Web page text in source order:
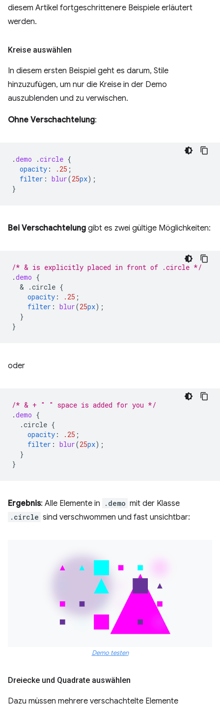
diesem Artikel fortgeschrittenere Beispiele erläutert
werden.
Kreise auswählen
In diesem ersten Beispiel geht es darum, Stile
hinzuzufügen, um nur die Kreise in der Demo
auszublenden und zu verwischen.
Ohne Verschachtelung:
.demo .circle {
opacity : .25 ;
filter : blur(25px);
}
Bei Verschachtelung gibt es zwei gültige Möglichkeiten:
/* & is explicitly placed in front of .circle */
.demo {
  &
.circle {
opacity : .25 ;
filter : blur(25px);
}
}
oder
/* & + " " space is added for you */
.demo {
.circle {
opacity : .25 ;
filter : blur(25px);
}
}
Ergebnis: Alle Elemente in .demo mit der Klasse
.circle sind verschwommen und fast unsichtbar:
Demo testen
Dreiecke und Quadrate auswählen
Dazu müssen mehrere verschachtelte Elemente